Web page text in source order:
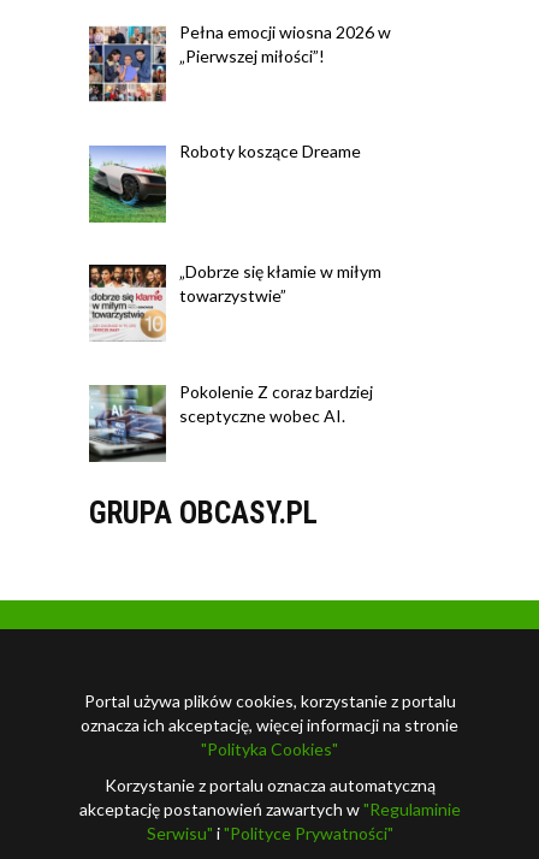
Pełna emocji wiosna 2026 w
„Pierwszej miłości”!
Roboty koszące Dreame
„Dobrze się kłamie w miłym
towarzystwie”
Pokolenie Z coraz bardziej
sceptyczne wobec AI.
GRUPA OBCASY.PL
Portal używa plików cookies, korzystanie z portalu
oznacza ich akceptację, więcej informacji na stronie
"Polityka Cookies"
Korzystanie z portalu oznacza automatyczną
akceptację postanowień zawartych w"Regulaminie
Serwisu" i"Polityce Prywatności"